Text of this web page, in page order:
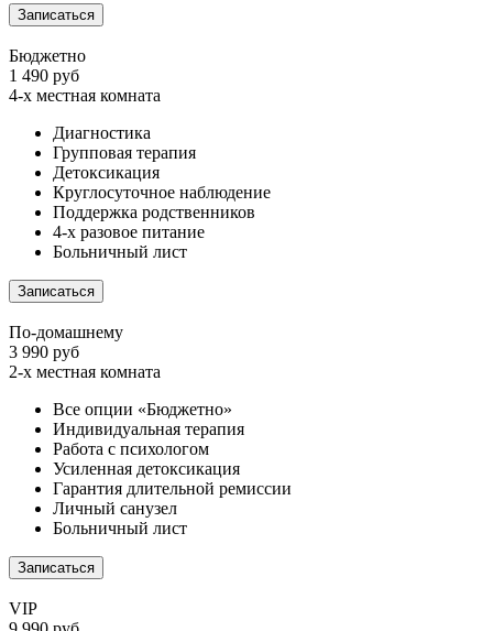
Записаться
Бюджетно
1 490 руб
4-х местная комната
Диагностика
Групповая терапия
Детоксикация
Круглосуточное наблюдение
Поддержка родственников
4-х разовое питание
Больничный лист
Записаться
По-домашнему
3 990 руб
2-х местная комната
Все опции «Бюджетно»
Индивидуальная терапия
Работа с психологом
Усиленная детоксикация
Гарантия длительной ремиссии
Личный санузел
Больничный лист
Записаться
VIP